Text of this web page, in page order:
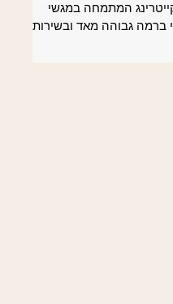
המתמחה במגשי
ברמה גבוהה מאד ובשירות